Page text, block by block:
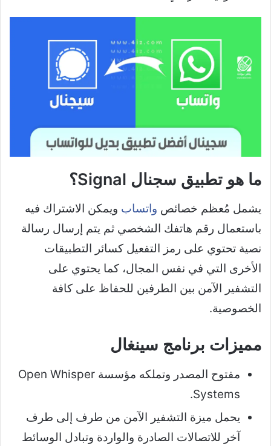
ما هو تطبيق سجنال Signal؟
يشمل مُعظم خصائص واتساب ويمكن الاشتراك فيه
باستعمال رقم هاتفك الشخصي ثم يتم إرسال رسالة
نصية تحتوي على رمز التفعيل كسائر التطبيقات
الأخرى التي في نفس المجال، كما يحتوي على
التشفير الآمن بين الطرفين للحفاظ على كافة
الخصوصية.
مميزات برنامج سينغال
مفتوح المصدر وتملكه مؤسسة Open Whisper
Systems.
يحمل ميزة التشفير الآمن من طرف إلى طرف
آخر للاتصالات الصادرة والواردة وتبادل الوسائط